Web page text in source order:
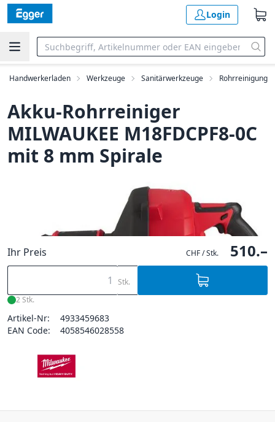
Login
Handwerkerladen Werkzeuge Sanitärwerkzeuge Rohrreinigung
Akku-Rohrreiniger
MILWAUKEE M18FDCPF8-0C
mit 8 mm Spirale
Ihr Preis CHF / Stk. 510.–
Stk.
2 Stk.
Artikel-Nr:
4933459683
EAN Code:
4058546028558